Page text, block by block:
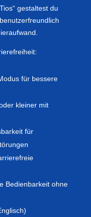
gestaltest du
für bessere
kleiner mit
für
Bedienbarkeit ohne